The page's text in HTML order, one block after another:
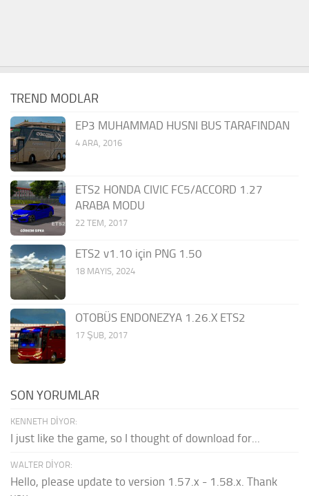
TREND MODLAR
EP3 MUHAMMAD HUSNI BUS TARAFINDAN
4 ARA, 2016
ETS2 HONDA CIVIC FC5/ACCORD 1.27
ARABA MODU
22 TEM, 2017
ETS2 v1.10 için PNG 1.50
18 MAYIS, 2024
OTOBÜS ENDONEZYA 1.26.X ETS2
17 ŞUB, 2017
SON YORUMLAR
KENNETH DIYOR:
I just like the game, so I thought of download for...
WALTER DIYOR:
Hello, please update to version 1.57.x - 1.58.x. Thank